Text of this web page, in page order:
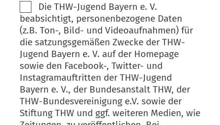
Die THW-Jugend Bayern e. V.
beabsichtigt, personenbezogene Daten
(z.B. Ton-, Bild- und Videoaufnahmen) für
die satzungsgemäßen Zwecke der THW-
Jugend Bayern e. V. auf der Homepage
sowie den Facebook-, Twitter- und
Instagramauftritten der THW-Jugend
Bayern e. V., der Bundesanstalt THW, der
THW-Bundesvereinigung e.V. sowie der
Stiftung THW und ggf. weiteren Medien, wie